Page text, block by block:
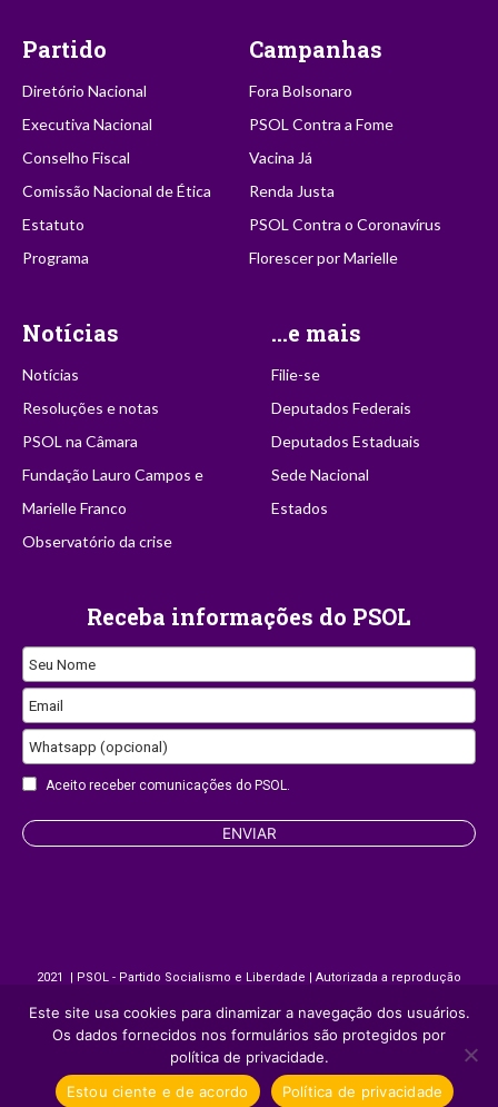
Partido
Diretório Nacional
Executiva Nacional
Conselho Fiscal
Comissão Nacional de Ética
Estatuto
Programa
Campanhas
Fora Bolsonaro
PSOL Contra a Fome
Vacina Já
Renda Justa
PSOL Contra o Coronavírus
Florescer por Marielle
Notícias
Notícias
Resoluções e notas
PSOL na Câmara
Fundação Lauro Campos e
Marielle Franco
Observatório da crise
...e mais
Filie-se
Deputados Federais
Deputados Estaduais
Sede Nacional
Estados
Receba informações do PSOL
Phone
Number
Seu Nome
Email
Whatsapp (opcional)
Aceito receber comunicações do PSOL.
ENVIAR
2021 | PSOL - Partido Socialismo e Liberdade | Autorizada a reprodução
desde que citada a fonte.
Site desenvolvido porAppmobi
Este site usa cookies para dinamizar a navegação dos usuários.
Os dados fornecidos nos formulários são protegidos por
política de privacidade.
Estou ciente e de acordo
Política de privacidade